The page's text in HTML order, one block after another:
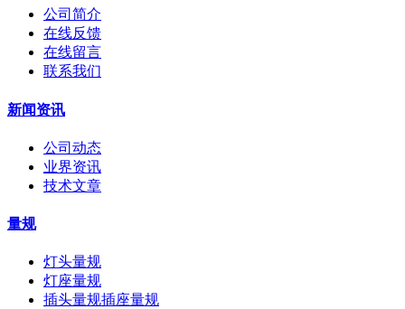
公司简介
在线反馈
在线留言
联系我们
新闻资讯
公司动态
业界资讯
技术文章
量规
灯头量规
灯座量规
插头量规插座量规